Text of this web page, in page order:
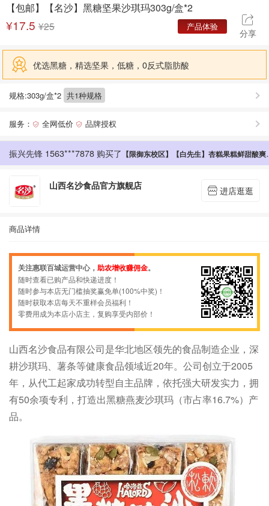
【包邮】【名沙】黑糖坚果沙琪玛303g/盒*2
¥17.5 ¥25 
分享
优选黑糖，精选坚果，低糖，0反式脂肪酸
规格:303g/盒*2 共1种规格
服务：  全网低价  品牌授权
振兴先锋 1873***4508 购买了
振兴先锋 1563***7878 购买了 【限御东校区】【白先生】杏糕果糕鲜甜酸爽软糯适口随时享用80克
振兴先锋 1563***7878 购买了 【限御东校区】【白先生】杏糕果糕鲜甜酸爽软糯适口随时享用80克
振兴先锋 1983***2171 购买了
振兴先锋 1572***4838 购买了
振兴先锋 1572***4838 购买了（同大助农）（限御东校区）西丛杏脯
振兴先锋 1572***4838 购买了（同大助农）（限御东校区）西丛杏脯
振兴先锋 1375***5293 购买了
振兴先锋 1890***8010 购买了【名沙】名沙沙琪玛 松软可口 坚果营养 经济实惠 430克
振兴先锋 1890***8010 购买了【名沙】名沙沙琪玛 松软可口 坚果营养 经济实惠 430克
振兴先锋 1552***6885 购买了【同大助农】名沙沙琪玛 经济实惠 430g16小
振兴先锋 1552***6885 购买了
振兴先锋 1558***3066 购买了【同大助农】名沙沙琪玛 经济实惠 430g16小
振兴先锋 1552***6885 购买了【同大助农】名沙沙琪玛 经济实惠 430g16小
振兴先锋 1523***9869 购买了【名沙】沙琪玛松软香甜，坚果营养 健康零食，营养丰富 独立包装，新鲜卫生
山西名沙食品官方旗舰店  进店逛逛
商品详情
关注惠联百城运营中心， 助农增收赚佣金。
随时查看已购产品和快递进度！
随时参与本店无门槛抽奖赢免单(100%中奖)！
随时获取本店每天不重样会员福利！
零费用成为本店小店主，复购享受内部价！
山西名沙食品有限公司是华北地区领先的食品制造企业，深
耕沙琪玛、薯条等健康食品领域近20年。公司创立于2005
年，从代工起家成功转型自主品牌，依托强大研发实力，拥
有50余项专利，打造出黑糖燕麦沙琪玛（市占率16.7%）产
品。